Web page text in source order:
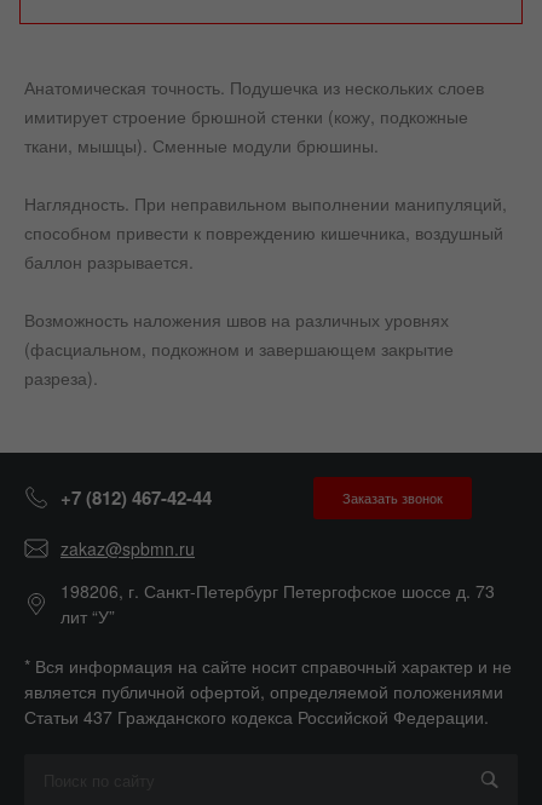
Анатомическая точность. Подушечка из нескольких слоев
имитирует строение брюшной стенки (кожу, подкожные
ткани, мышцы). Сменные модули брюшины.
Наглядность. При неправильном выполнении манипуляций,
способном привести к повреждению кишечника, воздушный
баллон разрывается.
Возможность наложения швов на различных уровнях
(фасциальном, подкожном и завершающем закрытие
разреза).
+7 (812) 467-42-44 Заказать звонок
zakaz@spbmn.ru
198206, г. Санкт-Петербург Петергофское шоссе д. 73
лит “У”
* Вся информация на сайте носит справочный характер и не
является публичной офертой, определяемой положениями
Статьи 437 Гражданского кодекса Российской Федерации.